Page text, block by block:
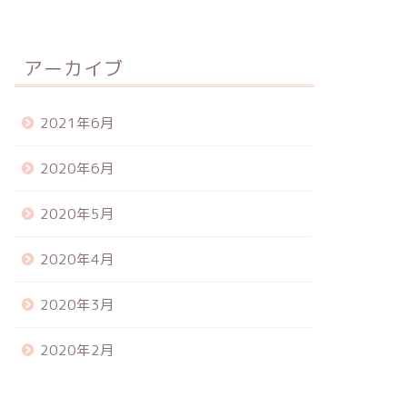
アーカイブ
2021年6月
2020年6月
2020年5月
2020年4月
2020年3月
2020年2月